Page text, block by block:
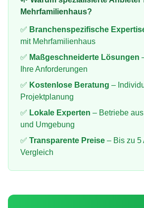
Mehrfamilienhaus?
✅ Branchenspezifische
mit Mehrfamilienhaus
✅ Maßgeschneiderte Lösungen
Ihre Anforderungen
✅ Kostenlose Beratung –
Projektplanung
✅ Lokale Experten – Betriebe aus
und Umgebung
✅ Transparente Preise – Bis zu 5
Vergleich